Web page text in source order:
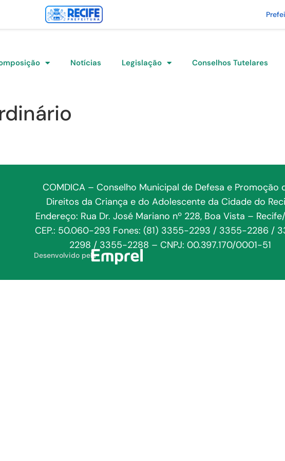
Notícias Legislação Conselhos Tutelares
COMDICA – Conselho Municipal de Defesa e Promoção
Direitos da Criança e do Adolescente da Cidade do
Endereço: Rua Dr. José Mariano nº 228, Boa Vista –
CEP.: 50.060-293 Fones: (81) 3355-2293 / 3355-2286 /
2298 / 3355-2288 – CNPJ: 00.397.170/0001-51
Desenvolvido pela